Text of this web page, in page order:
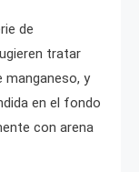
de
tratar
manganeso, y
en el fondo
con arena